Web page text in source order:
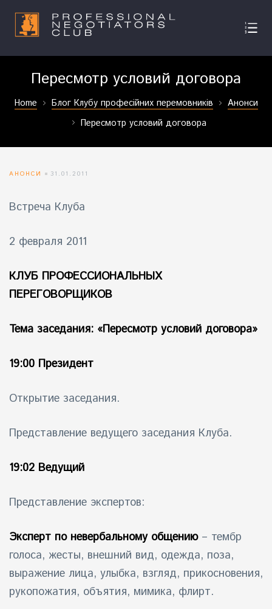
Пересмотр условий договора
Home Блог Клубу професійних перемовників
Анонси
Пересмотр условий договора
АНОНСИ 31.01.2011
Встреча Клуба
2 февраля 2011
КЛУБ ПРОФЕССИОНАЛЬНЫХ
ПЕРЕГОВОРЩИКОВ
Тема заседания: «Пересмотр условий договора»
19:00 Президент
Открытие заседания.
Представление ведущего заседания Клуба.
19:02 Ведущий
Представление экспертов:
Эксперт по невербальному общению – тембр
голоса, жесты, внешний вид, одежда, поза,
выражение лица, улыбка, взгляд, прикосновения,
рукопожатия, объятия, мимика, флирт.